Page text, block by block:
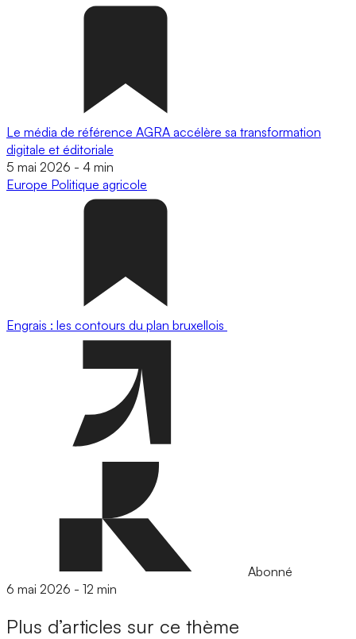
Le média de référence AGRA accélère sa transformation
digitale et éditoriale
5 mai 2026 - 4 min
Europe Politique agricole
Engrais : les contours du plan bruxellois
Abonné
6 mai 2026 - 12 min
Plus d’articles sur ce thème